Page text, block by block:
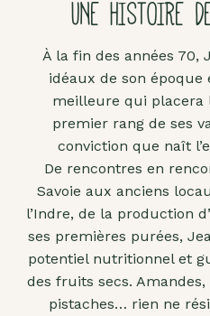
UNE HISTOIRE
À la fin des années 70,
idéaux de son
meilleure qui placera
premier rang de ses
conviction que naît
De rencontres en
Savoie aux anciens
l’Indre, de la production
ses premières purées,
potentiel nutritionnel et
des fruits secs.
pistaches… rien ne